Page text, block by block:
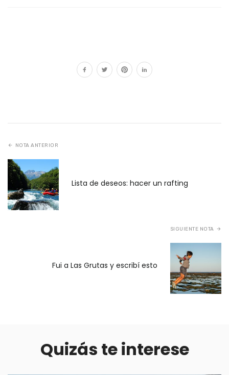
NOTA ANTERIOR
Lista de deseos: hacer un rafting
SIGUIENTE NOTA
Fui a Las Grutas y escribí esto
Quizás te interese